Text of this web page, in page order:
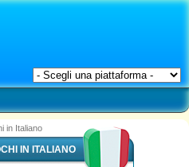
in Italiano
IN ITALIANO